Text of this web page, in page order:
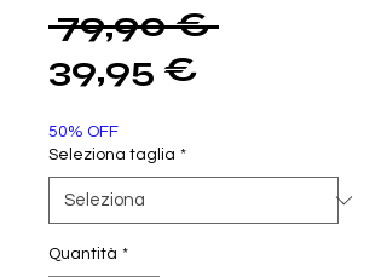
79,90 € Prezzo
39,95 €
50% OFF
Seleziona taglia *
Quantità *